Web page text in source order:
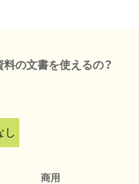
の文書を使えるの？
し
商用